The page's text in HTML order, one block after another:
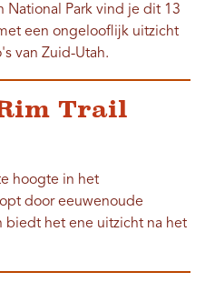
National Park vind je dit 13
een ongelooflijk uitzicht
van Zuid-Utah.
Trail
hoogte in het
door eeuwenoude
biedt het ene uitzicht na het